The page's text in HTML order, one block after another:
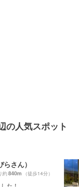
の人気スポット
さん）
約840m （徒歩14分）
た！